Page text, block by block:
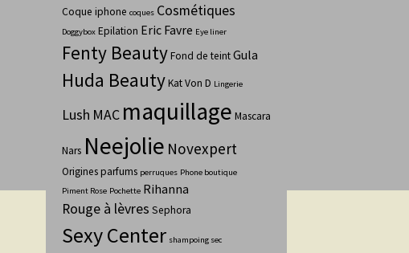
Coque iphone coques Cosmétiques
Doggybox Epilation Eric Favre Eye liner
Fenty BeautyFond de teintGula
Huda BeautyKat Von D Lingerie
Lush MAC maquillage Mascara
Nars Neejolie Novexpert
Origines parfums perruques Phone boutique
Piment Rose Pochette Rihanna
Rouge à lèvres Sephora
Sexy Center shampoing sec